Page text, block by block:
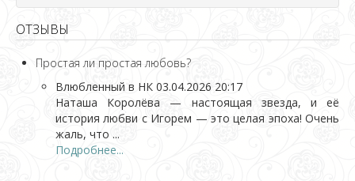
ОТЗЫВЫ
Простая ли простая любовь?
Влюбленный в НК 03.04.2026 20:17
Наташа Королёва — настоящая звезда, и её
история любви с Игорем — это целая эпоха! Очень
жаль, что ...
Подробнее...